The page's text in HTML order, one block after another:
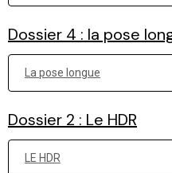
Dossier 4 : la pose
La pose longue
Dossier 2 : Le HDR
LE HDR